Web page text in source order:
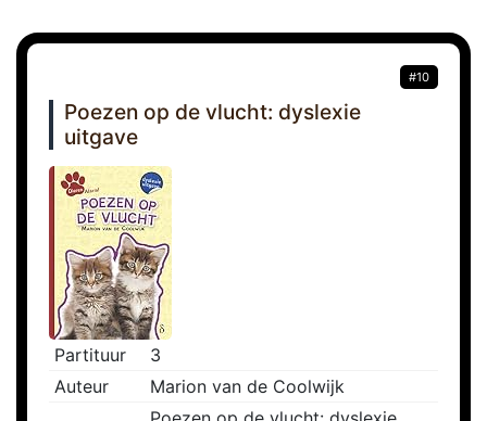
#10
Poezen op de vlucht: dyslexie
uitgave
Partituur
3
Auteur
Marion van de Coolwijk